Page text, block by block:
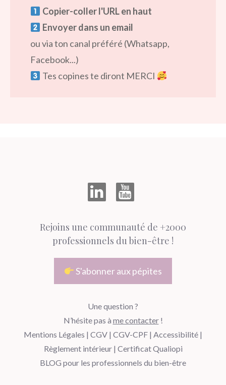
Copier-coller l'URL en haut
Envoyer dans un email
ou via ton canal préféré (Whatsapp,
Facebook...)
Tes copines te diront MERCI
Rejoins une communauté de +2000
professionnels du bien-être !
S'abonner aux pépites
Une question ?
N’hésite pas à me contacter!
Mentions Légales | CGV | CGV-CPF | Accessibilité |
Règlement intérieur| Certificat Qualiopi
BLOG pour les professionnels du bien-être